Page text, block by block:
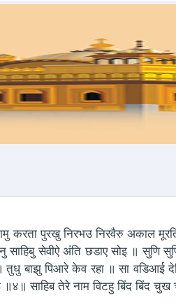
पुरखु निरभउ निरवैरु अकाल
साहिबु सेवीऐ अंति छडाए सोइ ॥ सुणि
बाझु पिआरे केव रहा ॥ सा वडिआई
साहिब तेरे नाम विटहु बिंद बिंद